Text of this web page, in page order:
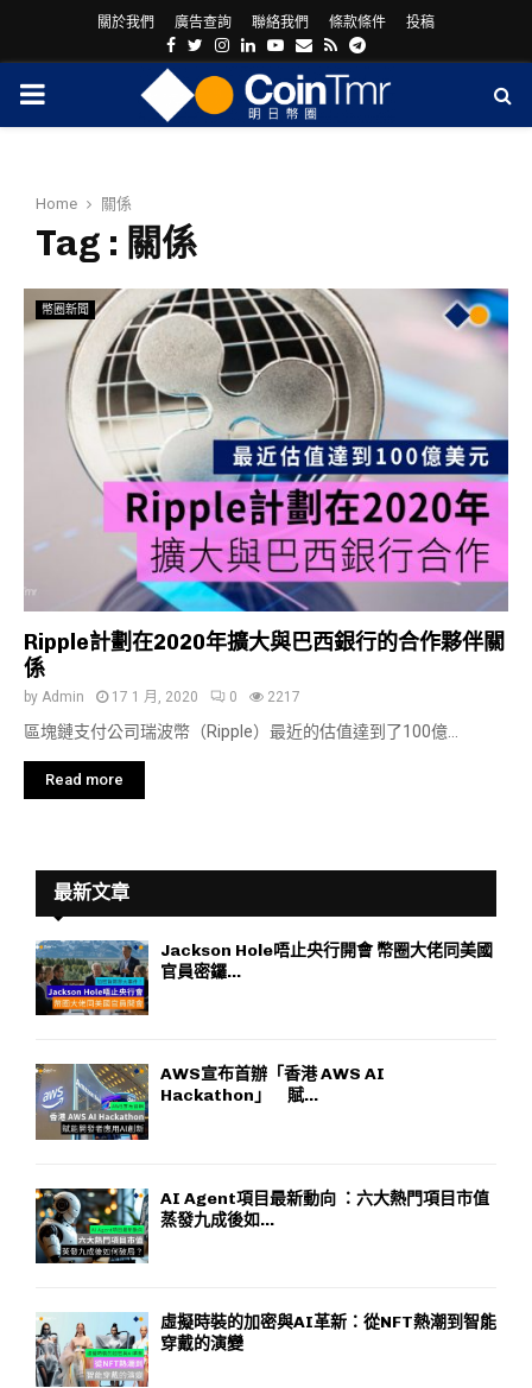
關於我們 廣告查詢 聯絡我們 條款條件 投稿
Facebook
Twitter
Instagram
LinkedinYoutube
Email
RssTelegram
PRIMARY
Home 關係
Tag : 關係
幣圈新聞
Ripple計劃在2020年擴大與巴西銀行的合作夥伴關
係
by Admin 17 1 月, 2020 0 2217
區塊鏈支付公司瑞波幣（Ripple）最近的估值達到了100億...
Read more
最新文章
Jackson Hole唔止央行開會 幣圈大佬同美國
官員密鑼...
AWS宣布首辦「香港 AWS AI
Hackathon」 賦...
AI Agent項目最新動向 ：六大熱門項目市值
蒸發九成後如...
虛擬時裝的加密與AI革新：從NFT熱潮到智能
穿戴的演變